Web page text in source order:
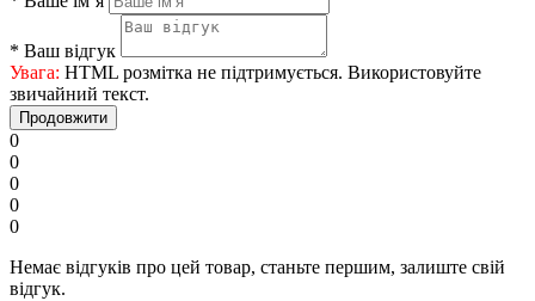
* Ваш відгук
Увага: HTML розмітка не підтримується. Використовуйте
звичайний текст.
Продовжити
0
0
0
0
0
Немає відгуків про цей товар, станьте першим, залиште свій
відгук.